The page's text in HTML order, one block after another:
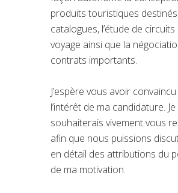
produits touristiques
catalogues, l’étude de circuits
voyage ainsi que la
contrats importants.
J’espère vous avoir
l’intérêt de ma candidature. Je
souhaiterais vivement vous
afin que nous puissions
en détail des attributions du
de ma motivation.